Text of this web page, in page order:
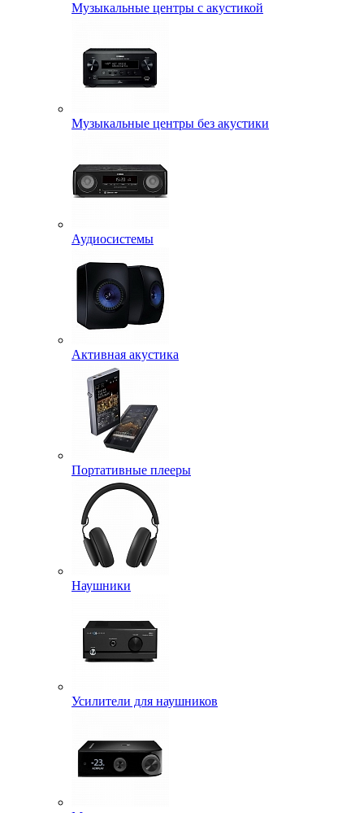
Музыкальные центры с акустикой
Музыкальные центры без акустики
Аудиосистемы
Активная акустика
Портативные плееры
Наушники
Усилители для наушников